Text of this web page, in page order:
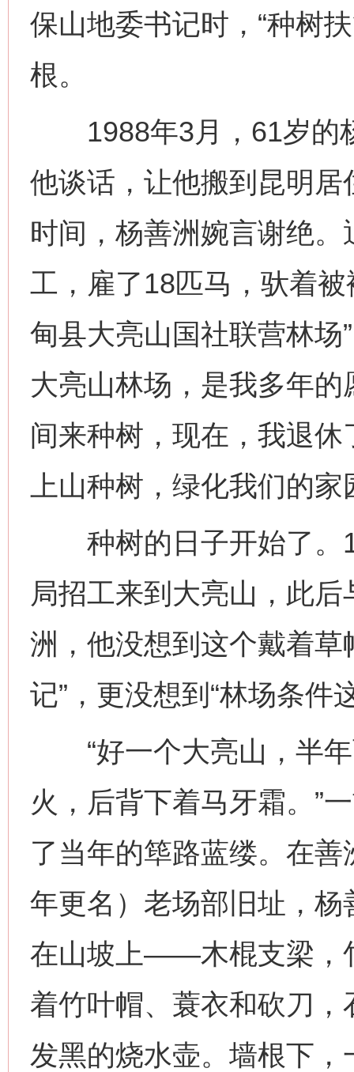
保山地委书记时，“种树
根。
1988年3月，61岁的
他谈话，让他搬到昆明
时间，杨善洲婉言谢绝
工，雇了18匹马，驮着
甸县大亮山国社联营林场
大亮山林场，是我多年
间来种树，现在，我退
上山种树，绿化我们的家
种树的日子开始了。
局招工来到大亮山，此
洲，他没想到这个戴着草
记”，更没想到“林场条件
“好一个大亮山，半年
火，后背下着马牙霜。”
了当年的筚路蓝缕。在
年更名）老场部旧址，
在山坡上——木棍支梁，
着竹叶帽、蓑衣和砍刀
发黑的烧水壶。墙根下